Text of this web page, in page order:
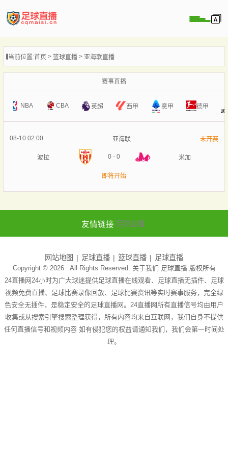
播
像
闻
当前位置:首页 篮球直播 亚海联直播
赛事直播
NBA CBA 英超 西甲 意甲 德甲
08-10 02:00 亚海联 未开赛
波拉 0 - 0 米加
即将开始
友情链接 足球直播
网站地图 足球直播 篮球直播 足球直播
Copyright © 2026 . All Rights Reserved. 关于我们 足球直播版权所有
24直播网24小时为广大球迷提供足球直播在线观看、足球直播无插件、足球
视频免费直播、足球比赛录像回放、足球比赛资讯等实时赛事服务，完全绿
色安全无插件，是稳定安全的足球直播网。24直播网所有直播信号均由用户
收集或从搜索引擎搜索整理获得，所有内容均来自互联网，我们自身不提供
任何直播信号和视频内容 如有侵犯您的权益请通知我们，我们会第一时间处
理。